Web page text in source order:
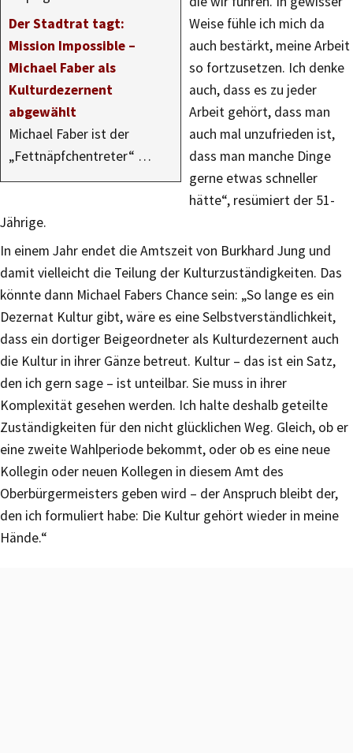
Der Stadtrat tagt:
Mission Impossible –
Michael Faber als
Kulturdezernent
abgewählt
Michael Faber ist der
„Fettnäpfchentreter“ …
Weise fühle ich mich da
auch bestärkt, meine Arbeit
so fortzusetzen. Ich denke
auch, dass es zu jeder
Arbeit gehört, dass man
auch mal unzufrieden ist,
dass man manche Dinge
gerne etwas schneller
hätte“, resümiert der 51-
Jährige.
In einem Jahr endet die Amtszeit von Burkhard Jung und
damit vielleicht die Teilung der Kulturzuständigkeiten. Das
könnte dann Michael Fabers Chance sein: „So lange es ein
Dezernat Kultur gibt, wäre es eine Selbstverständlichkeit,
dass ein dortiger Beigeordneter als Kulturdezernent auch
die Kultur in ihrer Gänze betreut. Kultur – das ist ein Satz,
den ich gern sage – ist unteilbar. Sie muss in ihrer
Komplexität gesehen werden. Ich halte deshalb geteilte
Zuständigkeiten für den nicht glücklichen Weg. Gleich, ob er
eine zweite Wahlperiode bekommt, oder ob es eine neue
Kollegin oder neuen Kollegen in diesem Amt des
Oberbürgermeisters geben wird – der Anspruch bleibt der,
den ich formuliert habe: Die Kultur gehört wieder in meine
Hände.“